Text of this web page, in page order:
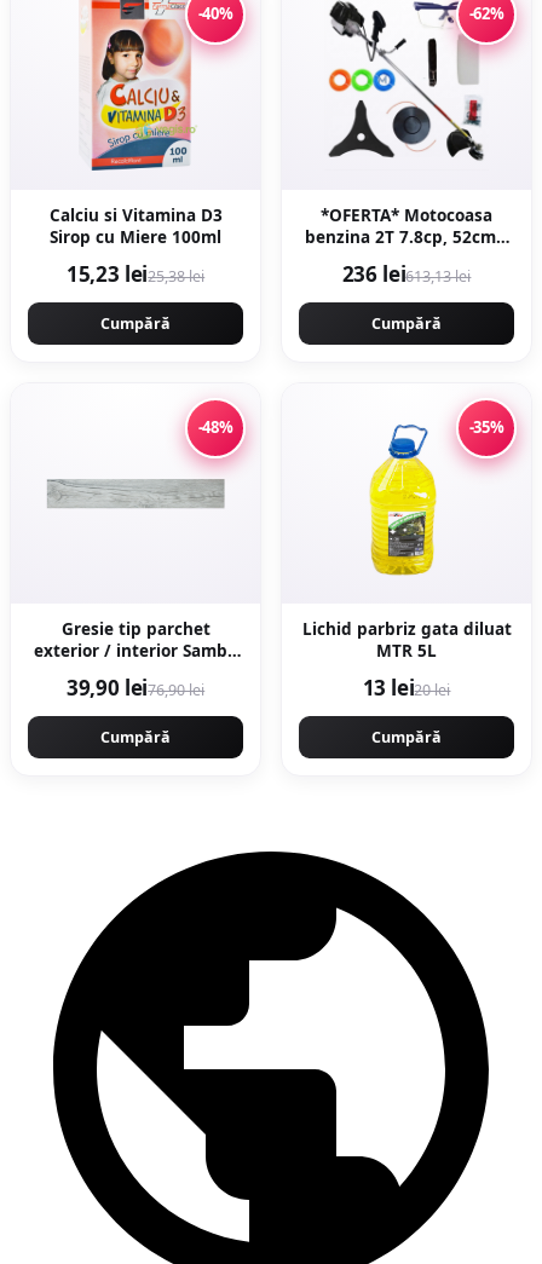
-40%
Calciu si Vitamina D3
Sirop cu Miere 100ml
15,23 lei25,38 lei
Cumpără
-62%
*OFERTA* Motocoasa
benzina 2T 7.8cp, 52cmc,
incluse, Campion
CMP1553
236 lei613,13 lei
Cumpără
-48%
Gresie tip parchet
exterior / interior Samba
portelanata
antiderapanta
39,90 lei76,90 lei
Cumpără
-35%
Lichid parbriz gata diluat
MTR 5L
13 lei20 lei
Cumpără